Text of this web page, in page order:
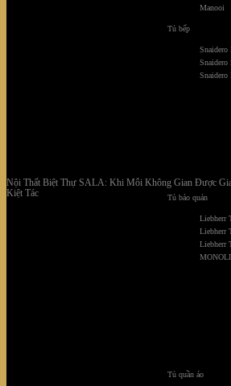
Manooi
Tủ bếp
Snaidero
Snaidero
Tủ bảo quản
Liebherr
Liebherr
Liebherr
Tủ quần áo
Nội Thất Biệt Thự SALA: Khi Mỗi Không Gian Được
Kiệt Tác